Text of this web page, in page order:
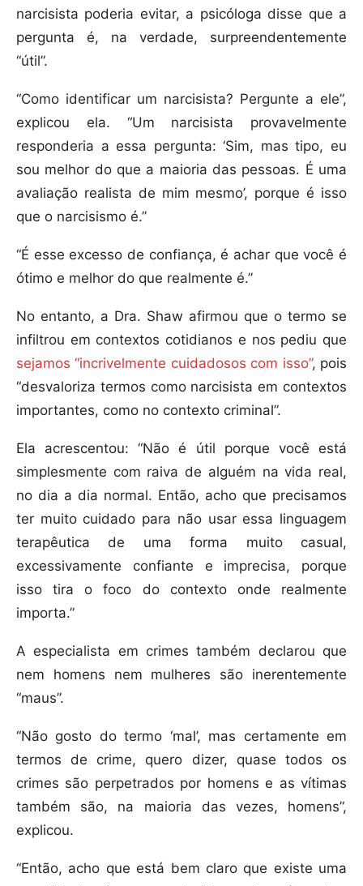
narcisista poderia evitar, a psicóloga disse que a
pergunta é, na verdade, surpreendentemente
“útil”.
“Como identificar um narcisista? Pergunte a ele”,
explicou ela. “Um narcisista provavelmente
responderia a essa pergunta: ‘Sim, mas tipo, eu
sou melhor do que a maioria das pessoas. É uma
avaliação realista de mim mesmo’, porque é isso
que o narcisismo é.”
“É esse excesso de confiança, é achar que você é
ótimo e melhor do que realmente é.”
No entanto, a Dra. Shaw afirmou que o termo se
infiltrou em contextos cotidianos e nos pediu que
sejamos “incrivelmente cuidadosos com isso”, pois
“desvaloriza termos como narcisista em contextos
importantes, como no contexto criminal”.
Ela acrescentou: “Não é útil porque você está
simplesmente com raiva de alguém na vida real,
no dia a dia normal. Então, acho que precisamos
ter muito cuidado para não usar essa linguagem
terapêutica de uma forma muito casual,
excessivamente confiante e imprecisa, porque
isso tira o foco do contexto onde realmente
importa.”
A especialista em crimes também declarou que
nem homens nem mulheres são inerentemente
“maus”.
“Não gosto do termo ‘mal’, mas certamente em
termos de crime, quero dizer, quase todos os
crimes são perpetrados por homens e as vítimas
também são, na maioria das vezes, homens”,
explicou.
“Então, acho que está bem claro que existe uma